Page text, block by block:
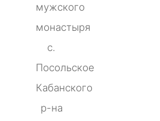
мужского
монастыря
с.
Посольское
Кабанского
р-на